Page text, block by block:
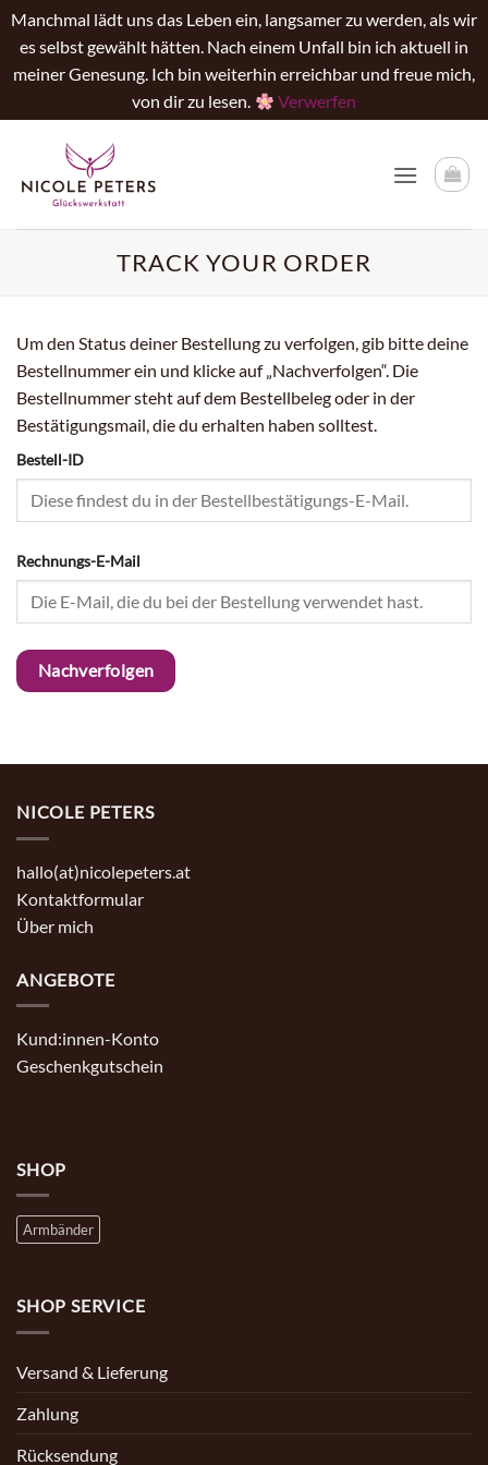
Manchmal lädt uns das Leben ein, langsamer zu werden, als wir
es selbst gewählt hätten. Nach einem Unfall bin ich aktuell in
meiner Genesung. Ich bin weiterhin erreichbar und freue mich,
von dir zu lesen.
Verwerfen
springen
TRACK YOUR ORDER
Um den Status deiner Bestellung zu verfolgen, gib bitte deine
Bestellnummer ein und klicke auf „Nachverfolgen“. Die
Bestellnummer steht auf dem Bestellbeleg oder in der
Bestätigungsmail, die du erhalten haben solltest.
Bestell-ID
Rechnungs-E-Mail
Nachverfolgen
NICOLE PETERS
hallo(at)nicolepeters.at
Kontaktformular
Über mich
ANGEBOTE
Kund:innen-Konto
Geschenkgutschein
SHOP
Armbänder
SHOP SERVICE
Versand & Lieferung
Zahlung
Rücksendung